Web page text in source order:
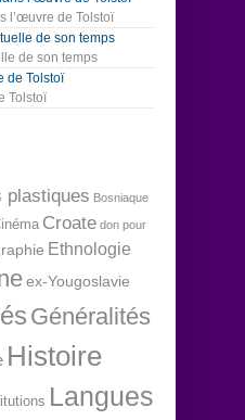
l’œuvre de Tolstoï
de son temps
Tolstoï
plastiques Bosniaque
Croate don pour
Ethnologie
ex-Yougoslavie
Généralités
Histoire
Langues